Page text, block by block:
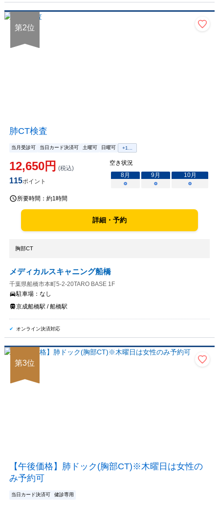
第2位
肺CT検査
当月受診可 当日カード決済可 土曜可 日曜可 +1...
12,650円 (税込)
115ポイント
空き状況
8月 9月 10月
○
○ ○
所要時間： 約1時間
詳細・予約
胸部CT
メディカルスキャニング船橋
千葉県船橋市本町5-2-20TARO BASE 1F
駐車場： なし
京成船橋駅 / 船橋駅
オンライン決済対応
第3位
【午後価格】肺ドック(胸部CT)※木曜日は女性の
み予約可
当日カード決済可 健診専用